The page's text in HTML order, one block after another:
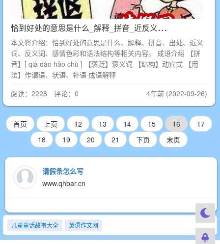
恰
到好处的意思是什么_解释_拼音_近反义词_出处
本文将介绍：恰到好处的意思是什么、解释、拼音、出处、近义
词、反义词、感情色彩和语法结构等相关内容。 成语介绍 【拼
音】[ qià dào hǎo chù ] 【褒贬】褒义词 【结构】动宾式 【用
法】作谓语、状语、补语 成语解释
阅读：2228 评论：0
4年前 (2022-09-26)
首页 上页 12 13 14 15 16
17
18
19 20 21 下页 末页
请假条怎么写
www.qhbar.cn
儿童童话故事大全 英语作文网